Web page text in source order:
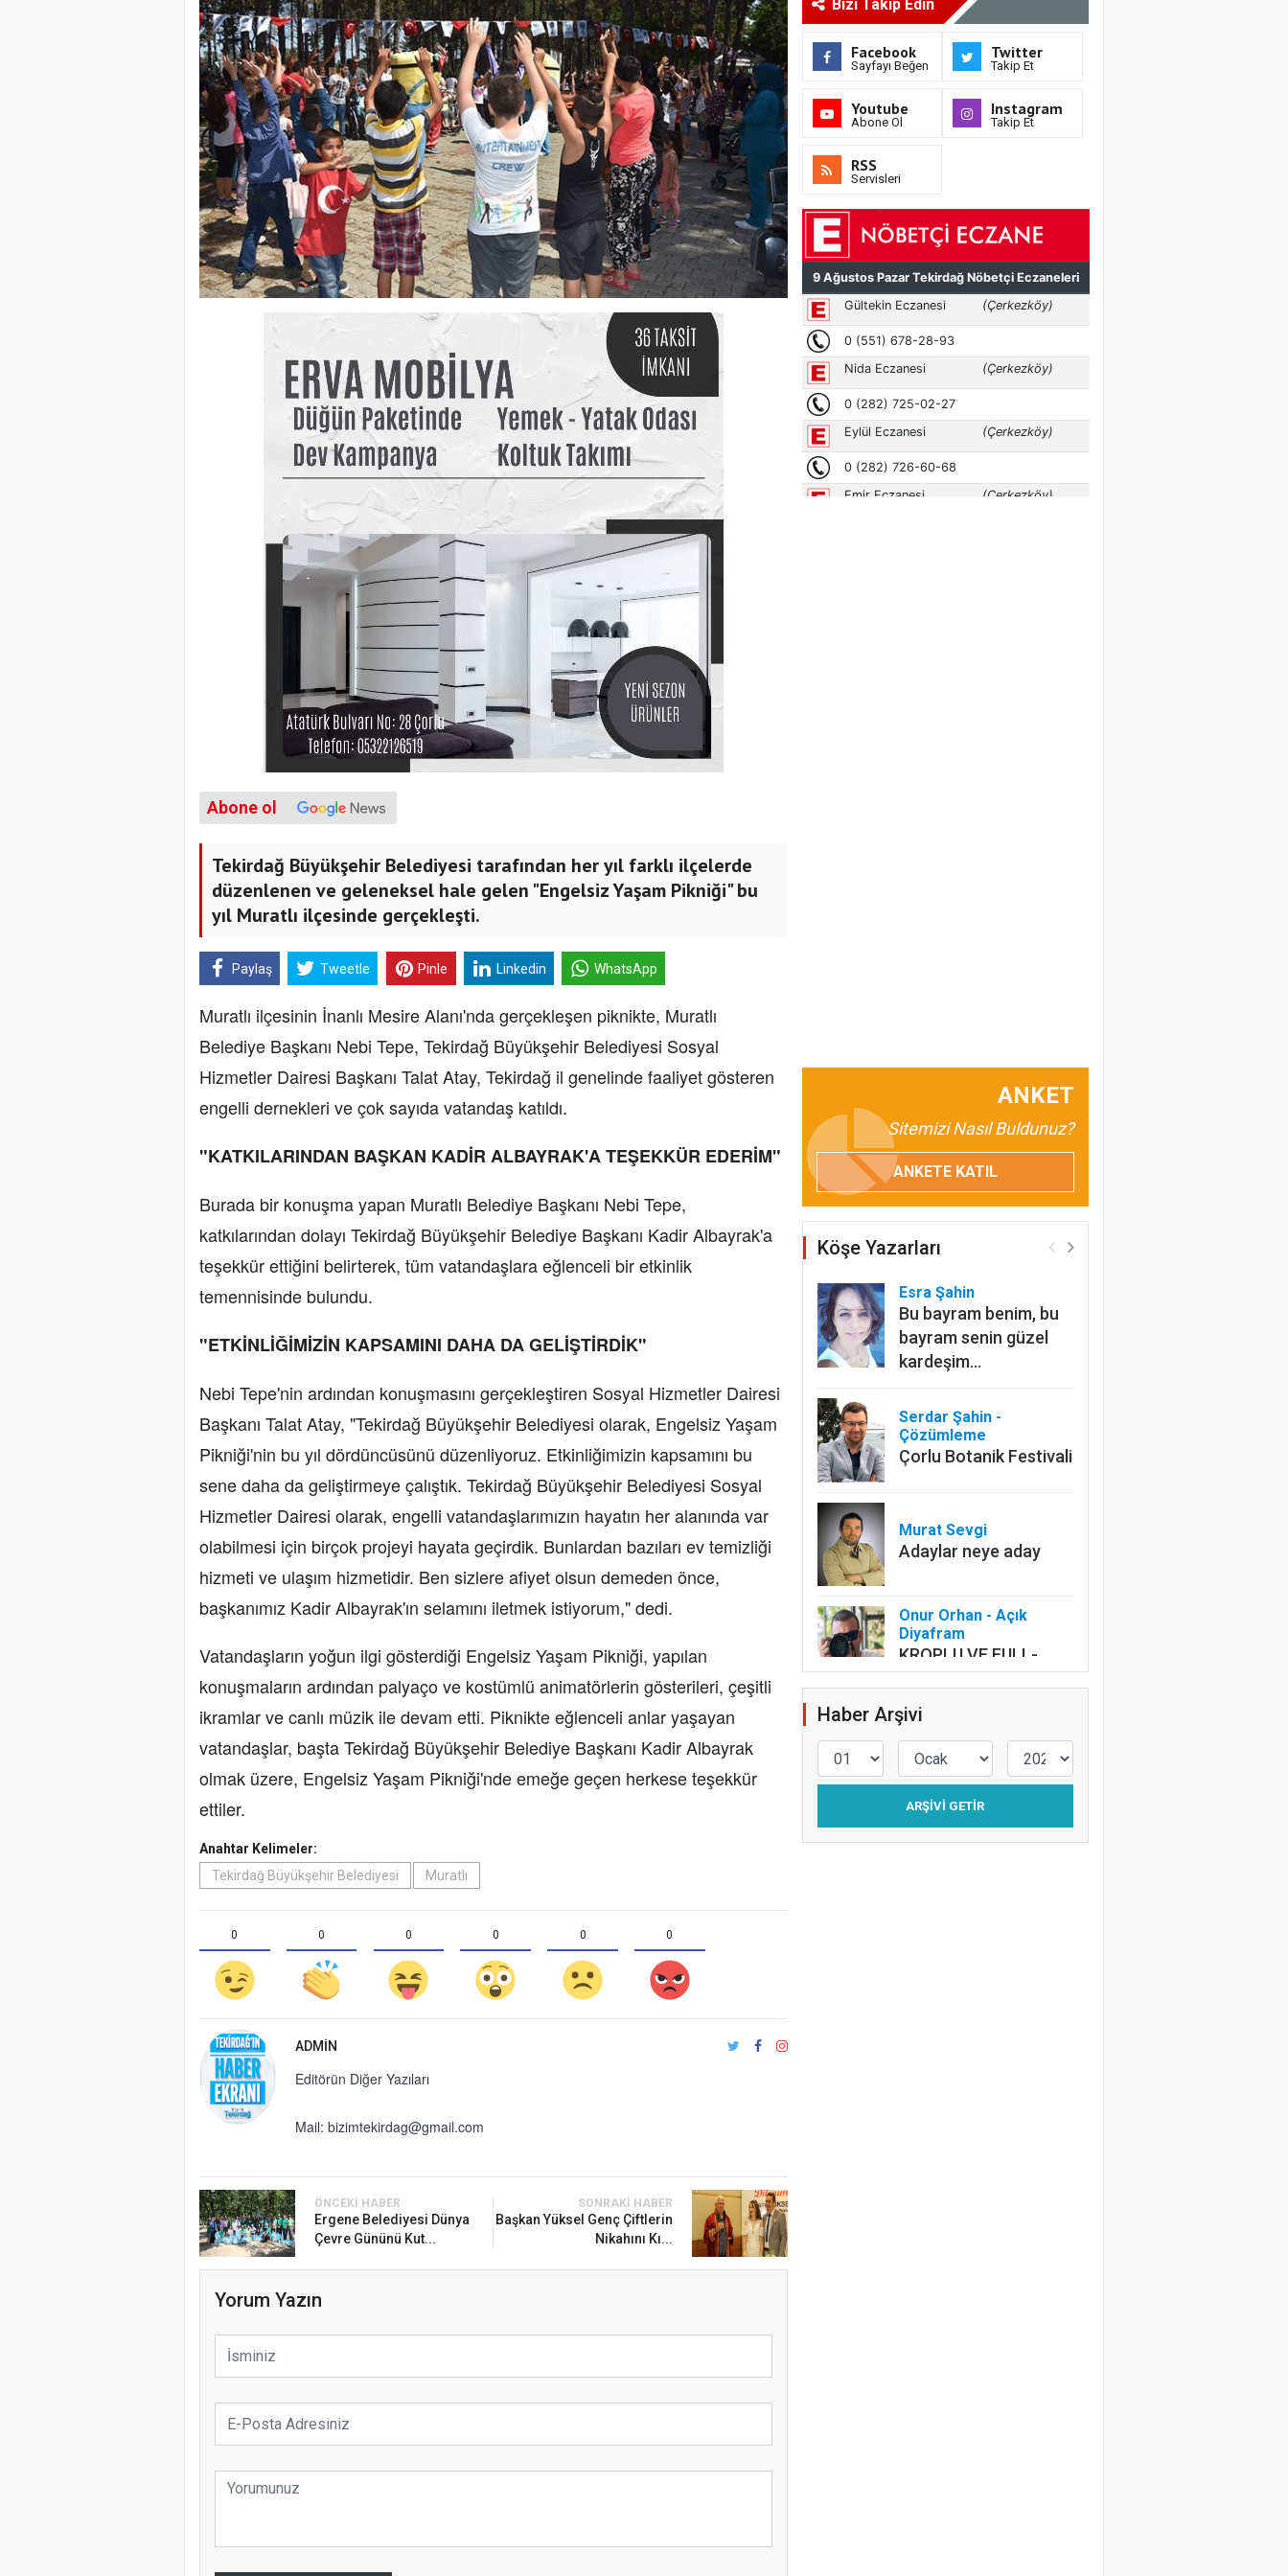
Abone ol
Tekirdağ Büyükşehir Belediyesi tarafından her yıl farklı ilçelerde
düzenlenen ve geleneksel hale gelen "Engelsiz Yaşam Pikniği" bu
yıl Muratlı ilçesinde gerçekleşti.
Paylaş Tweetle Pinle Linkedin WhatsApp
Muratlı ilçesinin İnanlı Mesire Alanı'nda gerçekleşen piknikte, Muratlı
Belediye Başkanı Nebi Tepe, Tekirdağ Büyükşehir Belediyesi Sosyal
Hizmetler Dairesi Başkanı Talat Atay, Tekirdağ il genelinde faaliyet gösteren
engelli dernekleri ve çok sayıda vatandaş katıldı.
"KATKILARINDAN BAŞKAN KADİR ALBAYRAK'A TEŞEKKÜR EDERİM"
Burada bir konuşma yapan Muratlı Belediye Başkanı Nebi Tepe,
katkılarından dolayı Tekirdağ Büyükşehir Belediye Başkanı Kadir Albayrak'a
teşekkür ettiğini belirterek, tüm vatandaşlara eğlenceli bir etkinlik
temennisinde bulundu.
"ETKİNLİĞİMİZİN KAPSAMINI DAHA DA GELİŞTİRDİK"
Nebi Tepe'nin ardından konuşmasını gerçekleştiren Sosyal Hizmetler Dairesi
Başkanı Talat Atay, "Tekirdağ Büyükşehir Belediyesi olarak, Engelsiz Yaşam
Pikniği'nin bu yıl dördüncüsünü düzenliyoruz. Etkinliğimizin kapsamını bu
sene daha da geliştirmeye çalıştık. Tekirdağ Büyükşehir Belediyesi Sosyal
Hizmetler Dairesi olarak, engelli vatandaşlarımızın hayatın her alanında var
olabilmesi için birçok projeyi hayata geçirdik. Bunlardan bazıları ev temizliği
hizmeti ve ulaşım hizmetidir. Ben sizlere afiyet olsun demeden önce,
başkanımız Kadir Albayrak'ın selamını iletmek istiyorum," dedi.
Vatandaşların yoğun ilgi gösterdiği Engelsiz Yaşam Pikniği, yapılan
konuşmaların ardından palyaço ve kostümlü animatörlerin gösterileri, çeşitli
ikramlar ve canlı müzik ile devam etti. Piknikte eğlenceli anlar yaşayan
vatandaşlar, başta Tekirdağ Büyükşehir Belediye Başkanı Kadir Albayrak
olmak üzere, Engelsiz Yaşam Pikniği'nde emeğe geçen herkese teşekkür
ettiler.
Anahtar Kelimeler:
Tekirdağ Büyükşehir Belediyesi
Muratlı
0 0 0 0 0 0
ADMIN
Editörün Diğer Yazıları
Mail: bizimtekirdag@gmail.com
ÖNCEKI HABER
Ergene Belediyesi Dünya
Çevre Gününü Kut...
SONRAKI HABER
Başkan Yüksel Genç Çiftlerin
Nikahını Kı...
Yorum Yazın
Bizi Takip Edin
Facebook
Sayfayı Beğen
Twitter
Takip Et
Youtube
Abone Ol
Instagram
Takip Et
RSS
Servisleri
ANKET
Sitemizi Nasıl Buldunuz?
ANKETE KATIL
Köşe Yazarları
Esra Şahin
Bu bayram benim, bu
bayram senin güzel
kardeşim…
Serdar Şahin -
Çözümleme
Çorlu Botanik Festivali
Murat Sevgi
Adaylar neye aday
Onur Orhan - Açık
Diyafram
KROPLU VE FULL-
FRAME
Levent Silistre
Kafalar Karışık
Haber Arşivi
ARŞIVI GETIR